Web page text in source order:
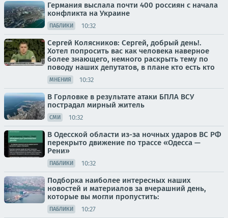
Германия выслала почти 400 россиян с начала
конфликта на Украине
ПАБЛИКИ 10:32
Сергей Колясников: Сергей, добрый день!.
Хотел попросить вас как человека наверное
более знающего, немного раскрыть тему по
поводу наших депутатов, в плане кто есть кто
МНЕНИЯ 10:32
В Горловке в результате атаки БПЛА ВСУ
пострадал мирный житель
СМИ 10:32
В Одесской области из-за ночных ударов ВС РФ
перекрыто движение по трассе «Одесса —
Рени»
ПАБЛИКИ 10:32
Подборка наиболее интересных наших
новостей и материалов за вчерашний день,
которые вы могли пропустить:
ПАБЛИКИ 10:27